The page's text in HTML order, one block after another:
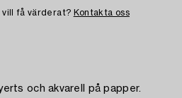
vill få värderat? Kontakta oss
och akvarell på papper.